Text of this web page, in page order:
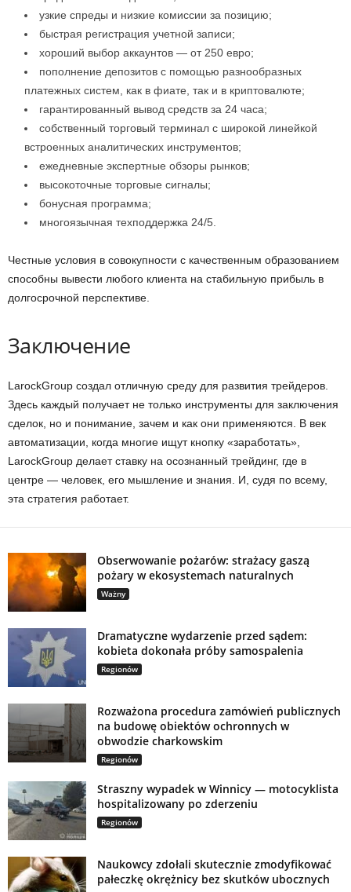
узкие спреды и низкие комиссии за позицию;
быстрая регистрация учетной записи;
хороший выбор аккаунтов — от 250 евро;
пополнение депозитов с помощью разнообразных
платежных систем, как в фиате, так и в криптовалюте;
гарантированный вывод средств за 24 часа;
собственный торговый терминал с широкой линейкой
встроенных аналитических инструментов;
ежедневные экспертные обзоры рынков;
высокоточные торговые сигналы;
бонусная программа;
многоязычная техподдержка 24/5.
Честные условия в совокупности с качественным образованием
способны вывести любого клиента на стабильную прибыль в
долгосрочной перспективе.
Заключение
LarockGroup создал отличную среду для развития трейдеров.
Здесь каждый получает не только инструменты для заключения
сделок, но и понимание, зачем и как они применяются. В век
автоматизации, когда многие ищут кнопку «заработать»,
LarockGroup делает ставку на осознанный трейдинг, где в
центре — человек, его мышление и знания. И, судя по всему,
эта стратегия работает.
Obserwowanie pożarów: strażacy gaszą
pożary w ekosystemach naturalnych
Ważny
Dramatyczne wydarzenie przed sądem:
kobieta dokonała próby samospalenia
Regionów
Rozważona procedura zamówień publicznych
na budowę obiektów ochronnych w
obwodzie charkowskim
Regionów
Straszny wypadek w Winnicy — motocyklista
hospitalizowany po zderzeniu
Regionów
Naukowcy zdołali skutecznie zmodyfikować
pałeczkę okrężnicy bez skutków ubocznych